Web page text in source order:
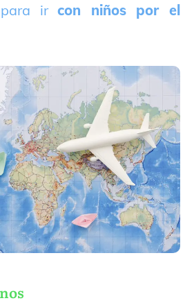
para ircon niños por el